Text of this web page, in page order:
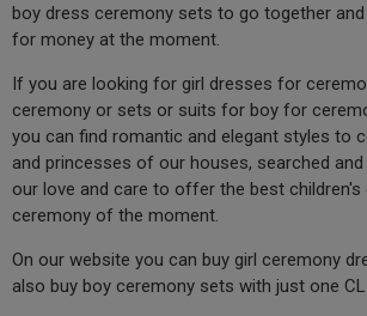
boy dress ceremony sets to go together
for money at the moment.
If you are looking for girl dresses for
ceremony or sets or suits for boy for
you can find romantic and elegant styles to
and princesses of our houses, searched
our love and care to offer the best children's
ceremony of the moment.
On our website you can buy girl ceremony
also buy boy ceremony sets with just one